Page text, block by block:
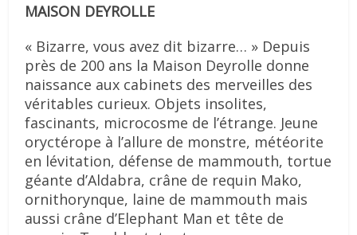
MAISON DEYROLLE
« Bizarre, vous avez dit bizarre… » Depuis
près de 200 ans la Maison Deyrolle donne
naissance aux cabinets des merveilles des
véritables curieux. Objets insolites,
fascinants, microcosme de l’étrange. Jeune
oryctérope à l’allure de monstre, météorite
en lévitation, défense de mammouth, tortue
géante d’Aldabra, crâne de requin Mako,
ornithorynque, laine de mammouth mais
aussi crâne d’Elephant Man et tête de